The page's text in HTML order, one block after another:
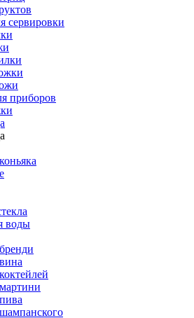
сервировки
приборов
воды